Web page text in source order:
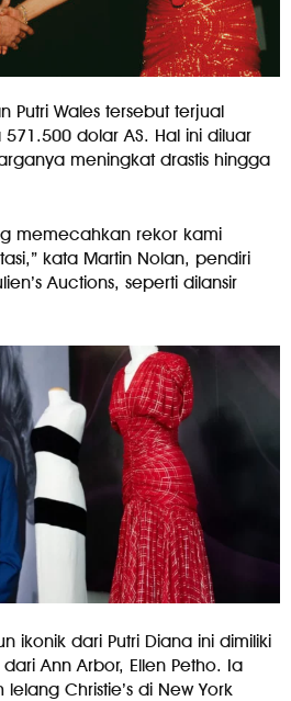
Putri Wales tersebut terjual
dolar AS. Hal ini diluar
meningkat drastis hingga
memecahkan rekor kami
kata Martin Nolan, pendiri
Auctions, seperti dilansir
ikonik dari Putri Diana ini dimiliki
Ann Arbor, Ellen Petho. Ia
Christie’s di New York